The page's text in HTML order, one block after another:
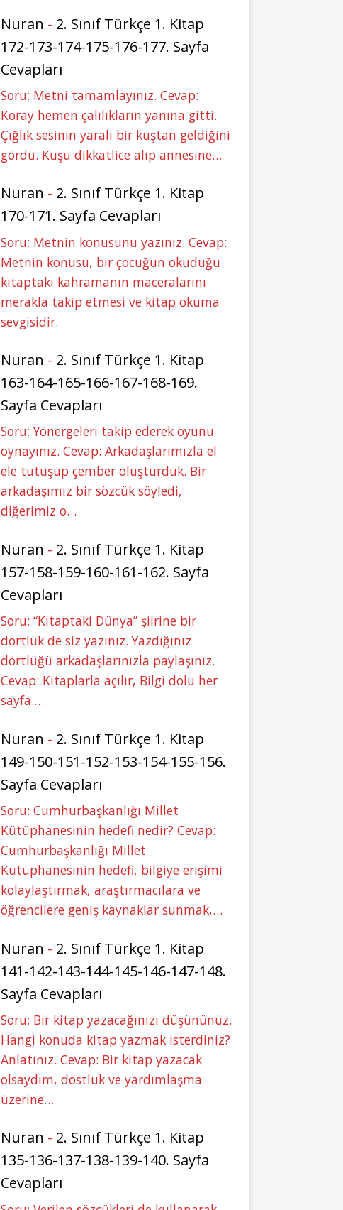
Nuran - 2. Sınıf Türkçe 1. Kitap
172-173-174-175-176-177. Sayfa
Cevapları
Soru: Metni tamamlayınız. Cevap:
Koray hemen çalılıkların yanına gitti.
Çığlık sesinin yaralı bir kuştan geldiğini
gördü. Kuşu dikkatlice alıp annesine…
Nuran - 2. Sınıf Türkçe 1. Kitap
170-171. Sayfa Cevapları
Soru: Metnin konusunu yazınız. Cevap:
Metnin konusu, bir çocuğun okuduğu
kitaptaki kahramanın maceralarını
merakla takip etmesi ve kitap okuma
sevgisidir.
Nuran - 2. Sınıf Türkçe 1. Kitap
163-164-165-166-167-168-169.
Sayfa Cevapları
Soru: Yönergeleri takip ederek oyunu
oynayınız. Cevap: Arkadaşlarımızla el
ele tutuşup çember oluşturduk. Bir
arkadaşımız bir sözcük söyledi,
diğerimiz o…
Nuran - 2. Sınıf Türkçe 1. Kitap
157-158-159-160-161-162. Sayfa
Cevapları
Soru: “Kitaptaki Dünya” şiirine bir
dörtlük de siz yazınız. Yazdığınız
dörtlüğü arkadaşlarınızla paylaşınız.
Cevap: Kitaplarla açılır, Bilgi dolu her
sayfa.…
Nuran - 2. Sınıf Türkçe 1. Kitap
149-150-151-152-153-154-155-156.
Sayfa Cevapları
Soru: Cumhurbaşkanlığı Millet
Kütüphanesinin hedefi nedir? Cevap:
Cumhurbaşkanlığı Millet
Kütüphanesinin hedefi, bilgiye erişimi
kolaylaştırmak, araştırmacılara ve
öğrencilere geniş kaynaklar sunmak,…
Nuran - 2. Sınıf Türkçe 1. Kitap
141-142-143-144-145-146-147-148.
Sayfa Cevapları
Soru: Bir kitap yazacağınızı düşününüz.
Hangi konuda kitap yazmak isterdiniz?
Anlatınız. Cevap: Bir kitap yazacak
olsaydım, dostluk ve yardımlaşma
üzerine…
Nuran - 2. Sınıf Türkçe 1. Kitap
135-136-137-138-139-140. Sayfa
Cevapları